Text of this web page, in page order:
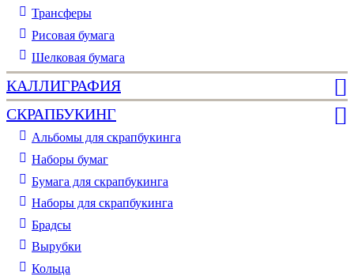
Трансферы
Рисовая бумага
Шелковая бумага
КАЛЛИГРАФИЯ
СКРАПБУКИНГ
Альбомы для скрапбукинга
Наборы бумаг
Бумага для скрапбукинга
Наборы для скрапбукинга
Брадсы
Вырубки
Кольца